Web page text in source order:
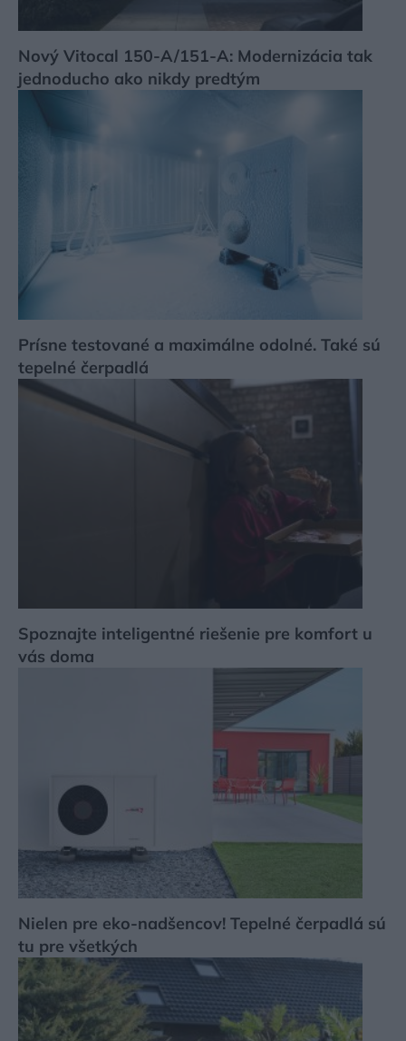
Nový Vitocal 150-A/151-A: Modernizácia tak
jednoducho ako nikdy predtým
Prísne testované a maximálne odolné. Také sú
tepelné čerpadlá
Spoznajte inteligentné riešenie pre komfort u
vás doma
Nielen pre eko-nadšencov! Tepelné čerpadlá sú
tu pre všetkých